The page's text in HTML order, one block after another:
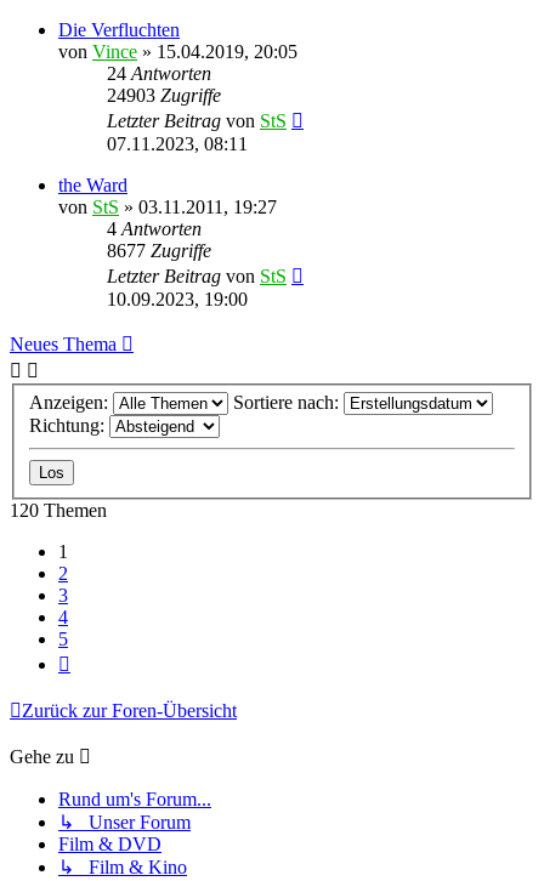
Die Verfluchten
von Vince » 15.04.2019, 20:05
24 Antworten
24903 Zugriffe
Letzter Beitrag von StS
07.11.2023, 08:11
the Ward
von StS » 03.11.2011, 19:27
4 Antworten
8677 Zugriffe
Letzter Beitrag von StS
10.09.2023, 19:00
Neues Thema
Anzeigen:
Sortiere nach:
Richtung:
120 Themen
1
2
3
4
5
Zurück zur Foren-Übersicht
Gehe zu
Rund um's Forum...
↳ Unser Forum
Film & DVD
↳ Film & Kino